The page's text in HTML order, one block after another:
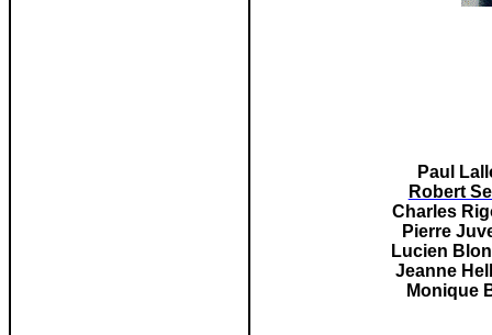
Paul
Robert
Charles
Pierre
Lucien
Jeanne
Monique